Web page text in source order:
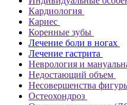
Кардиология
Кариес
Коренные зубы
Лечение боли в ногах
Лечение гастрита
Неврология и
Недостающий объем
Несовершенства
Остеохондроз